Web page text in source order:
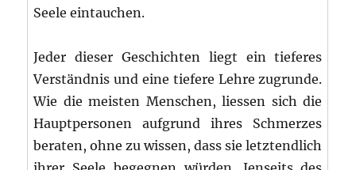
Seele eintauchen.
Jeder dieser Geschichten liegt ein tieferes
Verständnis und eine tiefere Lehre zugrunde.
Wie die meisten Menschen, liessen sich die
Hauptpersonen aufgrund ihres Schmerzes
beraten, ohne zu wissen, dass sie letztendlich